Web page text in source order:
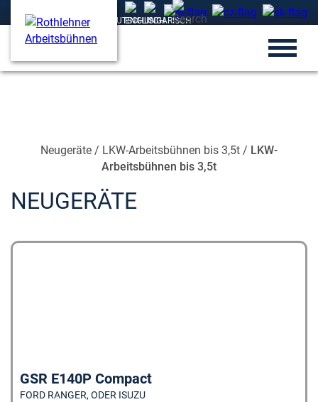
Neugeräte / LKW-Arbeitsbühnen bis 3,5t / LKW-
Arbeitsbühnen bis 3,5t
NEUGERÄTE
GSR E140P Compact
FORD RANGER, ODER ISUZU